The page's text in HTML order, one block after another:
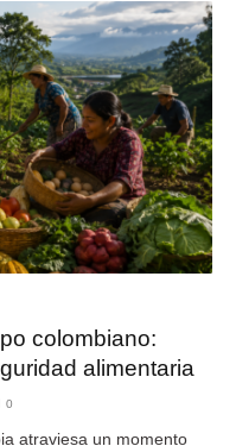
colombiano:
alimentaria
0
atraviesa un momento